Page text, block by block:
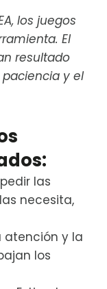
los juegos
El
resultado
y el
las
necesita,
atención y la
los